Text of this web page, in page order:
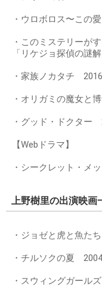
・ウロボロス〜この
・このミステリーが
「リケジョ探偵の謎
・家族ノカタチ 2016
・オリガミの魔女と
・グッド・ドクター
【Webドラマ】
・シークレット・メ
上野樹里の出演映画
・ジョゼと虎と魚た
・チルソクの夏 2004
・スウィングガール